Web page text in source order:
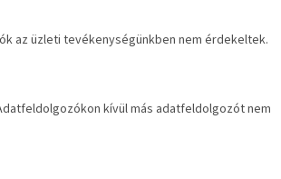
az üzleti tevékenységünkben nem érdekeltek.
kívül más adatfeldolgozót nem